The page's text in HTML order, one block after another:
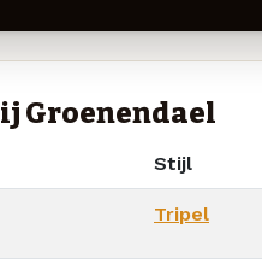
Groenendael
Stijl
Tripel